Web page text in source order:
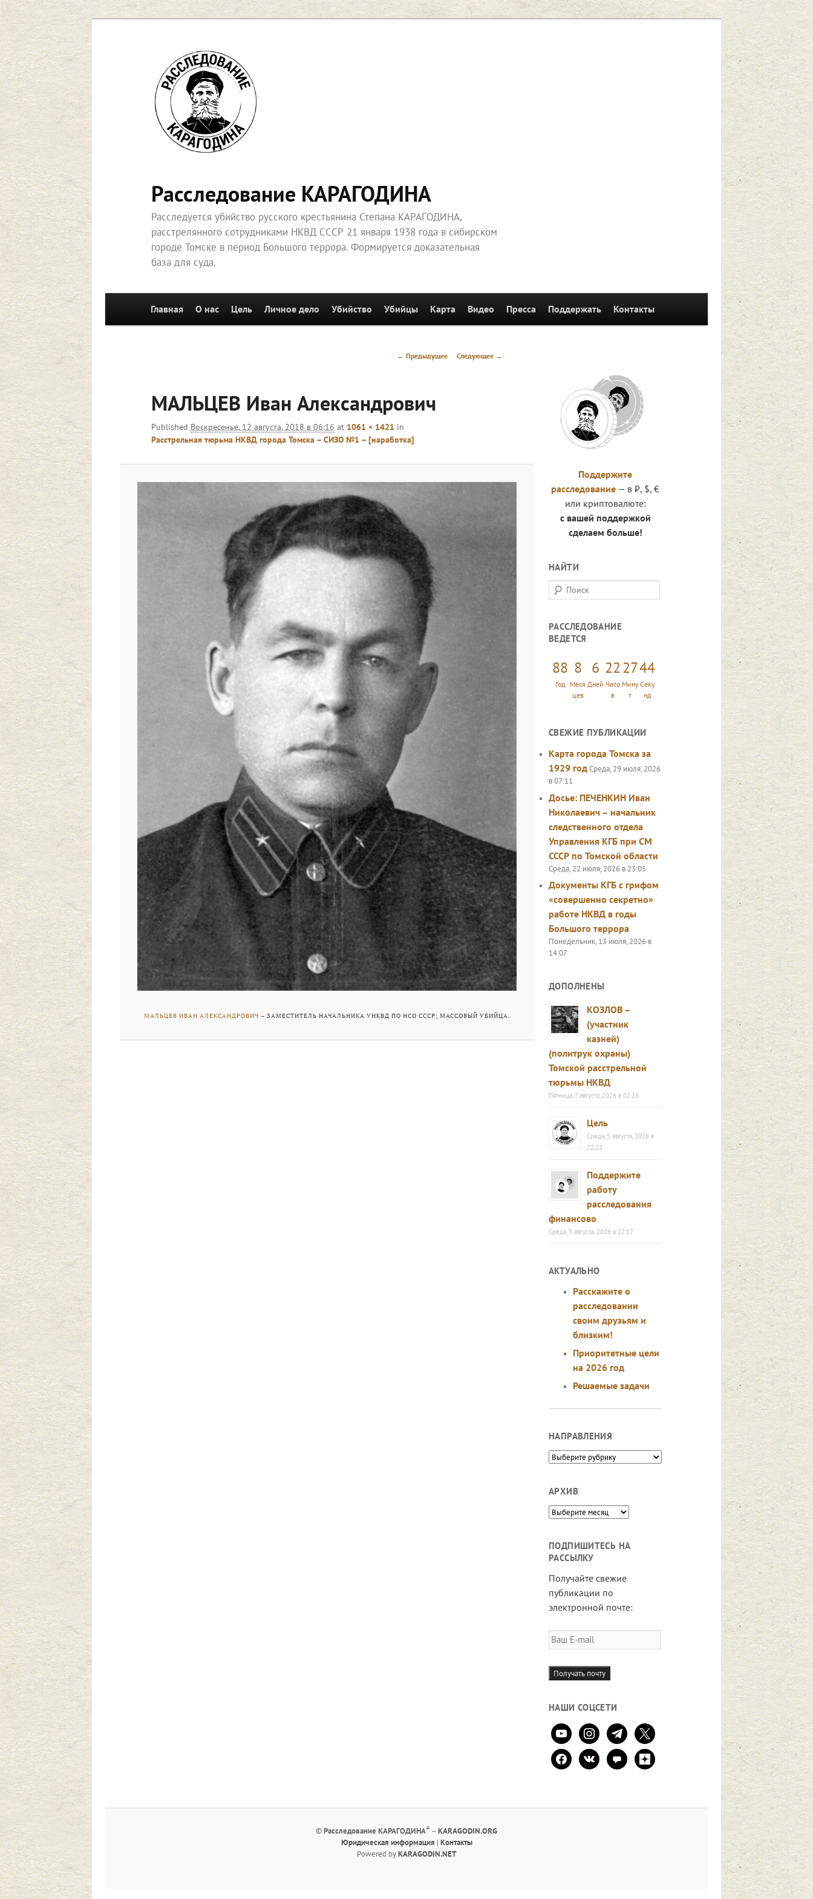
Перейти
к
основному
содержимому
Расследование КАРАГОДИНА
Расследуется убийство русского крестьянина Степана КАРАГОДИНА,
расстрелянного сотрудниками НКВД СССР 21 января 1938 года в сибирском
городе Томске в период Большого террора. Формируется доказательная
база для суда.
Перейти к основному содержимому
Главная О нас Цель Личное дело Убийство Убийцы Карта Видео Пресса Поддержать Контакты
Навигация
← Предыдущее Следующее →
МАЛЬЦЕВ Иван Александрович
Published Воскресенье, 12 августа, 2018 в 06:16 at 1061 × 1421 in
Расстрельная тюрьма НКВД города Томска – СИЗО №1 – [наработка]
МАЛЬЦЕВ ИВАН АЛЕКСАНДРОВИЧ – ЗАМЕСТИТЕЛЬ НАЧАЛЬНИКА УНКВД ПО НСО СССР; МАССОВЫЙ УБИЙЦА.
Поддержите
расследование — в ₽, $, €
или криптовалюте:
с вашей поддержкой
сделаем больше!
НАЙТИ
П
о
с
к
РАССЛЕДОВАНИЕ
ВЕДЕТСЯ
88
Год
8
Меся
цев
6
Дней
22
Часо
в
27
Мину
т
45
Секу
нд
СВЕЖИЕ ПУБЛИКАЦИИ
Карта города Томска за
1929 годСреда, 29 июля, 2026
в 07:11
Досье: ПЕЧЕНКИН Иван
Николаевич – начальник
следственного отдела
Управления КГБ при СМ
СССР по Томской области
Среда, 22 июля, 2026 в 23:05
Документы КГБ с грифом
«совершенно секретно»
работе НКВД в годы
Большого террора
Понедельник, 13 июля, 2026 в
14:07
ДОПОЛНЕНЫ
КОЗЛОВ –
(участник
казней)
(политрук охраны)
Томской расстрельной
тюрьмы НКВД
Пятница, 7 августа, 2026 в 02:19
Цель
Среда, 5 августа, 2026 в
22:23
Поддержите
работу
расследования
финансово
Среда, 5 августа, 2026 в 22:17
АКТУАЛЬНО
Расскажите о
расследовании
своим друзьям и
близким!
Приоритетные цели
на 2026 год
Решаемые задачи
НАПРАВЛЕНИЯ
Направления
АРХИВ
Архив
ПОДПИШИТЕСЬ НА
РАССЫЛКУ
Получайте свежие
публикации по
электронной почте:
Ваш
E-
mail
Получать почту
НАШИ СОЦСЕТИ
youtubeinstagramtelegram
x
facebookvkontaktecomment
zen-
yandex
©Расследование КАРАГОДИНА® – KARAGODIN.ORG
Юридическая информация | Контакты
Powered byKARAGODIN.NET